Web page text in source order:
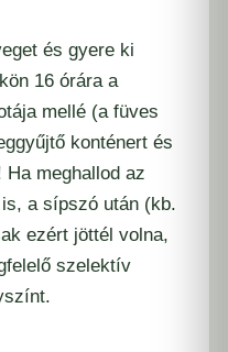
és gyere ki
16 órára a
mellé (a füves
konténert és
meghallod az
a sípszó után (kb.
ezért jöttél volna,
szelektív